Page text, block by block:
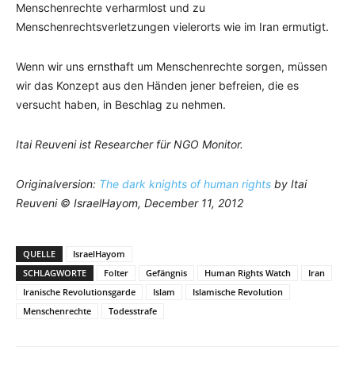
Menschenrechte verharmlost und zu
Menschenrechtsverletzungen vielerorts wie im Iran ermutigt.
Wenn wir uns ernsthaft um Menschenrechte sorgen, müssen
wir das Konzept aus den Händen jener befreien, die es
versucht haben, in Beschlag zu nehmen.
Itai Reuveni ist Researcher für NGO Monitor.
Originalversion: The dark knights of human rights by Itai
Reuveni © IsraelHayom, December 11, 2012
QUELLE
IsraelHayom
SCHLAGWORTE
Folter Gefängnis Human Rights Watch
Iran
Iranische Revolutionsgarde
Islam
Islamische Revolution
Menschenrechte
Todesstrafe